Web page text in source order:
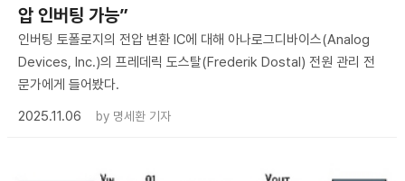
압 인버팅 가능”
인버팅 토폴로지의 전압 변환 IC에 대해 아나로그디바이스(Analog
Devices, Inc.)의 프레데릭 도스탈(Frederik Dostal) 전원 관리 전
문가에게 들어봤다.
2025.11.06
by 명세환 기자